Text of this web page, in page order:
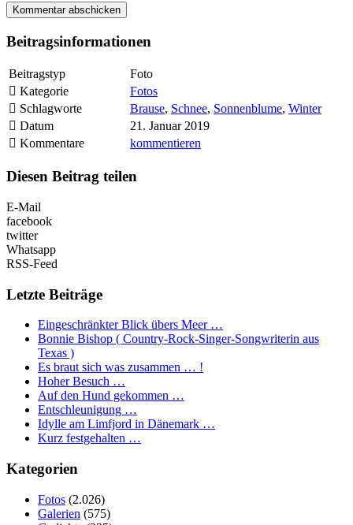
Beitragsinformationen
Beitragstyp
Foto
Kategorie
Fotos
Schlagworte
Brause, Schnee, Sonnenblume, Winter
Datum
21. Januar 2019
Kommentare
kommentieren
Diesen Beitrag teilen
E-Mail
facebook
twitter
Whatsapp
RSS-Feed
Letzte Beiträge
Eingeschränkter Blick übers Meer …
Bonnie Bishop ( Country-Rock-Singer-Songwriterin aus
Texas )
Es braut sich was zusammen … !
Hoher Besuch …
Auf den Hund gekommen …
Entschleunigung …
Idylle am Limfjord in Dänemark …
Kurz festgehalten …
Kategorien
Fotos (2.026)
Galerien (575)